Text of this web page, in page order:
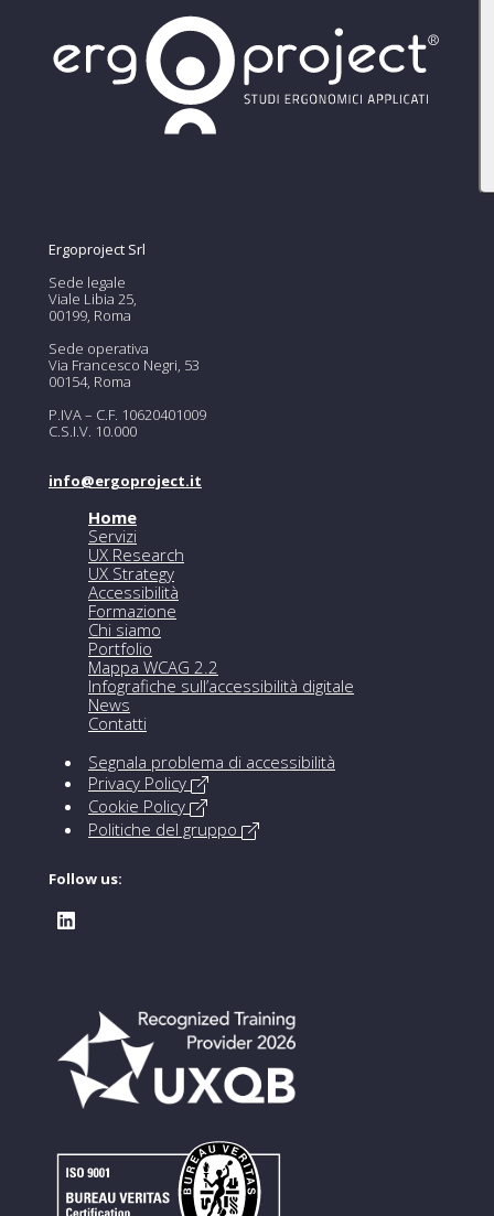
Ergoproject Srl
Sede legale
Viale Libia 25,
00199, Roma
Sede operativa
Via Francesco Negri, 53
00154, Roma
P.IVA – C.F. 10620401009
C.S.I.V. 10.000
info@ergoproject.it
Home
Servizi
UX Research
UX Strategy
Accessibilità
Formazione
Chi siamo
Portfolio
Mappa WCAG 2.2
Infografiche sull’accessibilità digitale
News
Contatti
Segnala problema di accessibilità
Privacy Policy
Cookie Policy
Politiche del gruppo
Follow us: